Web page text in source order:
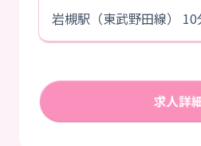
岩槻駅（東武野田線） 10